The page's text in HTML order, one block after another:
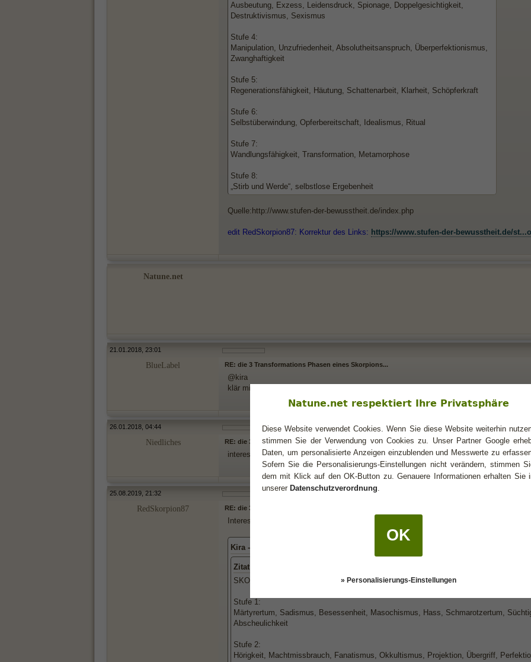
Ausbeutung, Exzess, Leidensdruck, Spionage, Doppelgesichtigkeit,
Destruktivismus, Sexismus
Stufe 4:
Manipulation, Unzufriedenheit, Absolutheitsanspruch, Überperfektionismus,
Zwanghaftigkeit
Stufe 5:
Regenerationsfähigkeit, Häutung, Schattenarbeit, Klarheit, Schöpferkraft
Stufe 6:
Selbstüberwindung, Opferbereitschaft, Idealismus, Ritual
Stufe 7:
Wandlungsfähigkeit, Transformation, Metamorphose
Stufe 8:
„Stirb und Werde“, selbstlose Ergebenheit
Quelle:http://www.stufen-der-bewusstheit.de/index.php
edit RedSkorpion87: Korrektur des Links: https://www.stufen-der-bewusstheit.de/
Natune.net
21.01.2018, 23:01
BlueLabel RE: die 3 Transformations Phasen eines Skorpions...
@kira
klär mich mal auf bin ein bisschen aus dem thema
26.01.2018, 04:44
Niedliches RE: die 3 Transformations Phasen eines Skorpions...
interessant
25.08.2019, 21:32
RedSkorpion87 RE: die 3 Transformations Phasen eines Skorpions...
Interessant... (gibts übrigens für alle SZ)
Kira -- schrieb:
Zitat:
SKORPION / PLUTO: VERÄNDERUNG und WANDLUNG
Stufe 1:
Märtyrertum, Sadismus, Besessenheit, Masochismus, Hass, Schmarotzertum,
Abscheulichkeit
Stufe 2:
Hörigkeit, Machtmissbrauch, Fanatismus, Okkultismus, Projektion, Übergriff,
Natune.net respektiert Ihre Privatsphäre
Diese Website verwendet Cookies. Wenn Sie diese Website weiterhin
stimmen Sie der Verwendung von Cookies zu. Unser Partner Google
Daten, um personalisierte Anzeigen einzublenden und Messwerte zu
Sofern Sie die Personalisierungs-Einstellungen nicht verändern, stimmen
dem mit Klick auf den OK-Button zu. Genauere Informationen erhalten Sie
unserer Datenschutzverordnung.
OK
» Personalisierungs-Einstellungen